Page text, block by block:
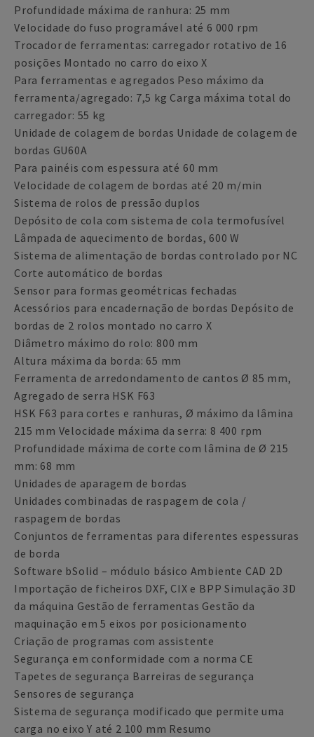
Profundidade máxima de ranhura: 25 mm
Velocidade do fuso programável até 6 000 rpm
Trocador de ferramentas: carregador rotativo de 16
posições Montado no carro do eixo X
Para ferramentas e agregados Peso máximo da
ferramenta/agregado: 7,5 kg Carga máxima total do
carregador: 55 kg
Unidade de colagem de bordas Unidade de colagem de
bordas GU60A
Para painéis com espessura até 60 mm
Velocidade de colagem de bordas até 20 m/min
Sistema de rolos de pressão duplos
Depósito de cola com sistema de cola termofusível
Lâmpada de aquecimento de bordas, 600 W
Sistema de alimentação de bordas controlado por NC
Corte automático de bordas
Sensor para formas geométricas fechadas
Acessórios para encadernação de bordas Depósito de
bordas de 2 rolos montado no carro X
Diâmetro máximo do rolo: 800 mm
Altura máxima da borda: 65 mm
Ferramenta de arredondamento de cantos Ø 85 mm,
Agregado de serra HSK F63
HSK F63 para cortes e ranhuras, Ø máximo da lâmina
215 mm Velocidade máxima da serra: 8 400 rpm
Profundidade máxima de corte com lâmina de Ø 215
mm: 68 mm
Unidades de aparagem de bordas
Unidades combinadas de raspagem de cola /
raspagem de bordas
Conjuntos de ferramentas para diferentes espessuras
de borda
Software bSolid – módulo básico Ambiente CAD 2D
Importação de ficheiros DXF, CIX e BPP Simulação 3D
da máquina Gestão de ferramentas Gestão da
maquinação em 5 eixos por posicionamento
Criação de programas com assistente
Segurança em conformidade com a norma CE
Tapetes de segurança Barreiras de segurança
Sensores de segurança
Sistema de segurança modificado que permite uma
carga no eixo Y até 2 100 mm Resumo